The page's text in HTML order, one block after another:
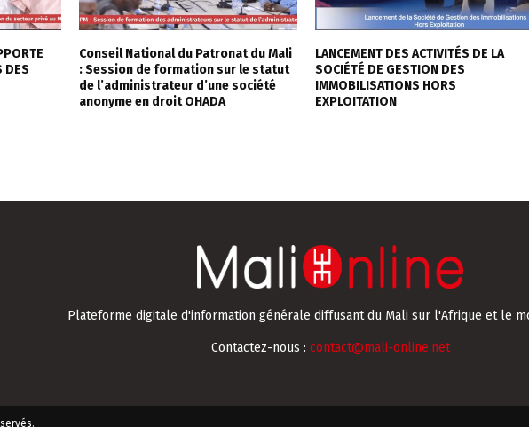
DES
Conseil National du Patronat du Mali
: Session de formation sur le statut
de l’administrateur d’une société
anonyme en droit OHADA
LANCEMENT DES ACTIVITÉS DE LA
SOCIÉTÉ DE GESTION DES
IMMOBILISATIONS HORS
EXPLOITATION
Plateforme digitale d'information générale diffusant du Mali sur l'Afrique et le
Contactez-nous : contact@mali-online.net